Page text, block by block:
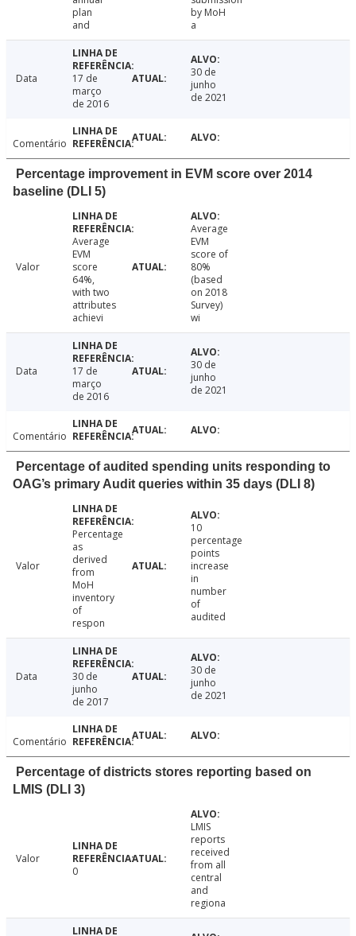
plan
and
by MoH
a
Data
17 de
março
de 2016
30 de
junho
de 2021
Comentário
Percentage improvement in EVM score over 2014
baseline (DLI 5)
Valor
Average
EVM
score
64%,
with two
attributes
achievi
Average
EVM
score of
80%
(based
on 2018
Survey)
wi
Data
17 de
março
de 2016
30 de
junho
de 2021
Comentário
Percentage of audited spending units responding to
OAG’s primary Audit queries within 35 days (DLI 8)
Valor
Percentage
as
derived
from
MoH
inventory
of
respon
10
percentage
points
increase
in
number
of
audited
Data
30 de
junho
de 2017
30 de
junho
de 2021
Comentário
Percentage of districts stores reporting based on
LMIS (DLI 3)
Valor
0
LMIS
reports
received
from all
central
and
regiona